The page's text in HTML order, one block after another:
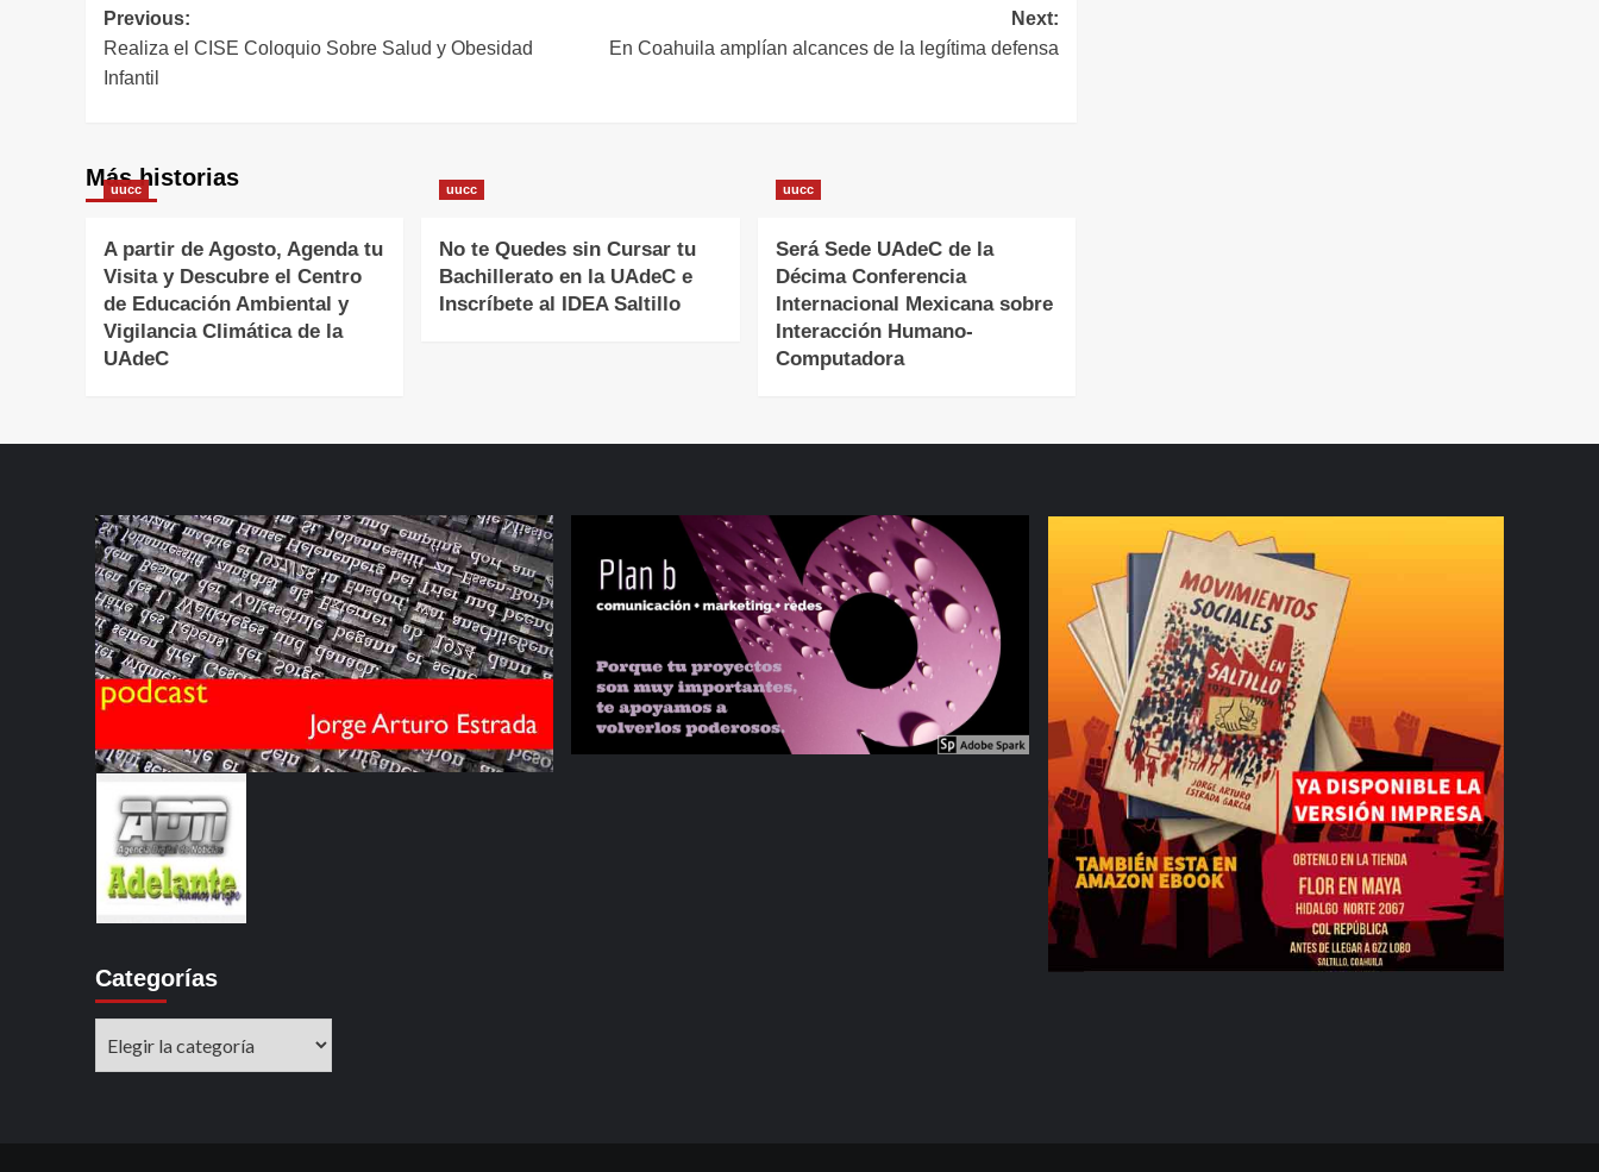
Navegación
de
Previous:
Realiza el CISE Coloquio Sobre Salud y Obesidad
Infantil
Next:
En Coahuila amplían alcances de la legítima defensa
Más historias
uucc
A partir de Agosto, Agenda tu
Visita y Descubre el Centro
de Educación Ambiental y
Vigilancia Climática de la
UAdeC
uucc
No te Quedes sin Cursar tu
Bachillerato en la UAdeC e
Inscríbete al IDEA Saltillo
uucc
Será Sede UAdeC de la
Décima Conferencia
Internacional Mexicana sobre
Interacción Humano-
Computadora
Categorías